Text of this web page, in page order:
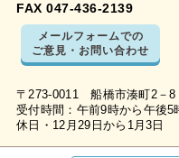
FAX 047-436-2139
メールフォームでの
ご意見・お問い合わせ
〒273-0011 船橋市湊町2－8
受付時間：午前9時から午後
休日・12月29日から1月3日